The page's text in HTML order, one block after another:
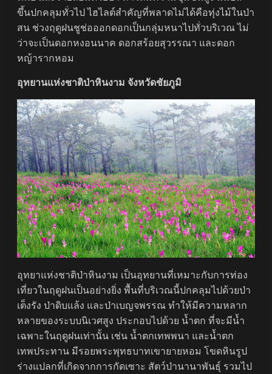
ขึ้นปกคลุมทั่วไป ไฮไลต์สำคัญที่พลาดไม่ได้คือทุ่งไม้ในป่า
สน ช่วงฤดูฝนชูช่อออกดอกเป็นกลุ่มหนาไปทั่วบริเวณ ไม่
ว่าจะเป็นดอกหงอนนาค ดอกสร้อยสุวรรณา และดอก
หญ้ารากหอม
อุทยานแห่งชาติป่าหินงาม จังหวัดชัยภูมิ
อุทยาแห่งชาติป่าหินงาม เป็นอุทยานที่เหมาะกับการท่อง
เที่ยวในฤดูฝนเป็นอย่างยิ่ง พื้นที่บริเวณนี้ปกคลุมไปด้วยป่า
เต็งรัง ป่าดิบแล้ง และป่าเบญจพรรณ ทำให้มีความหลาก
หลายของระบบนิเวศสูง ประกอบไปด้วย น้ำตก ที่จะมีน้ำ
เฉพาะในฤดูฝนเท่านั้น เช่น น้ำตกเทพพนา และน้ำตก
เทพประทาน มีรอยพระพุทธบาทเขายายหอม โขดหินรูป
ร่างแปลกที่เกิดจากการกัดเซาะ สัตว์ป่านานาพันธุ์ รวมไป